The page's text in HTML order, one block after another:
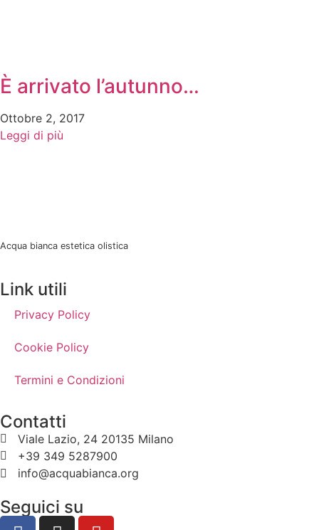
È arrivato l’autunno…
Ottobre 2, 2017
Leggi di più
Acqua bianca estetica olistica
Link utili
Privacy Policy
Cookie Policy
Termini e Condizioni
Contatti
Viale Lazio, 24 20135 Milano
+39 349 5287900
info@acquabianca.org
Seguici su